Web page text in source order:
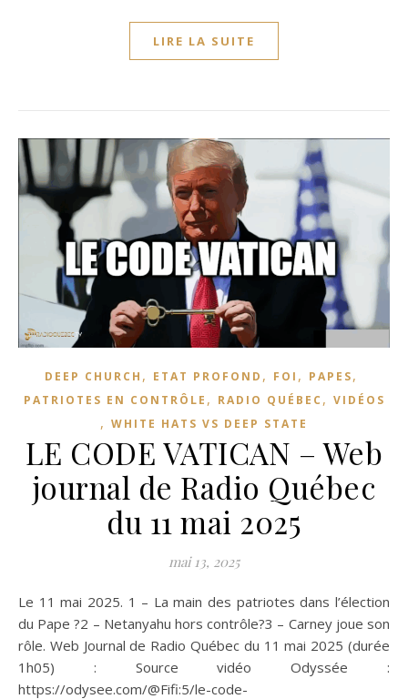
LIRE LA SUITE
DEEP CHURCH , ETAT PROFOND , FOI , PAPES,
PATRIOTES EN CONTRÔLE , RADIO QUÉBEC , VIDÉOS
, WHITE HATS VS DEEP STATE
LE CODE VATICAN – Web
journal de Radio Québec
du 11 mai 2025
mai 13, 2025
Le 11 mai 2025. 1 – La main des patriotes dans l’élection
du Pape ?2 – Netanyahu hors contrôle?3 – Carney joue son
rôle. Web Journal de Radio Québec du 11 mai 2025 (durée
1h05) : Source vidéo Odyssée :
https://odysee.com/@Fifi:5/le-code-